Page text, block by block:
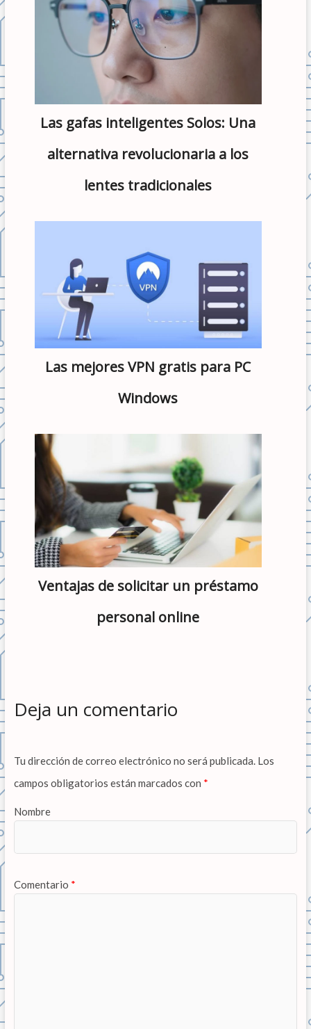
Las gafas inteligentes Solos: Una
alternativa revolucionaria a los
lentes tradicionales
Las mejores VPN gratis para PC
Windows
Ventajas de solicitar un préstamo
personal online
Deja un comentario
Tu dirección de correo electrónico no será publicada. Los
campos obligatorios están marcados con *
Nombre
Comentario *